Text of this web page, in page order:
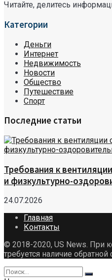
Читайте, делитесь
Категории
Деньги
Интернет
Недвижимость
Новости
Общество
Путешествие
Спорт
Последние статьи
Требования к
и физкультурно-
24.07.2026
Главная
Контакты
© 2018-2020, US News. При
требуется наличие обратной